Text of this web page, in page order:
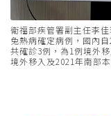
衛福部疾管署副主任李
兔熱病確定病例，國內
共確診3例，為1例境外
境外移入及2021年南部